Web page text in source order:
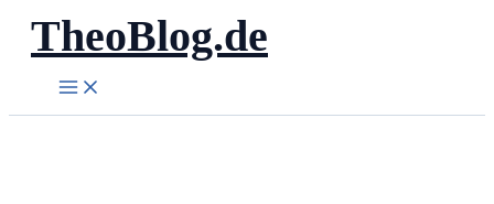
Zum
Inhalt
springen
TheoBlog.de